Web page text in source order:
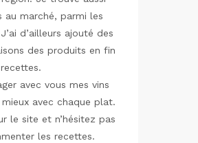
au marché, parmi les
d’ailleurs ajouté des
des produits en fin
avec vous mes vins
avec chaque plat.
le site et n’hésitez pas
les recettes.